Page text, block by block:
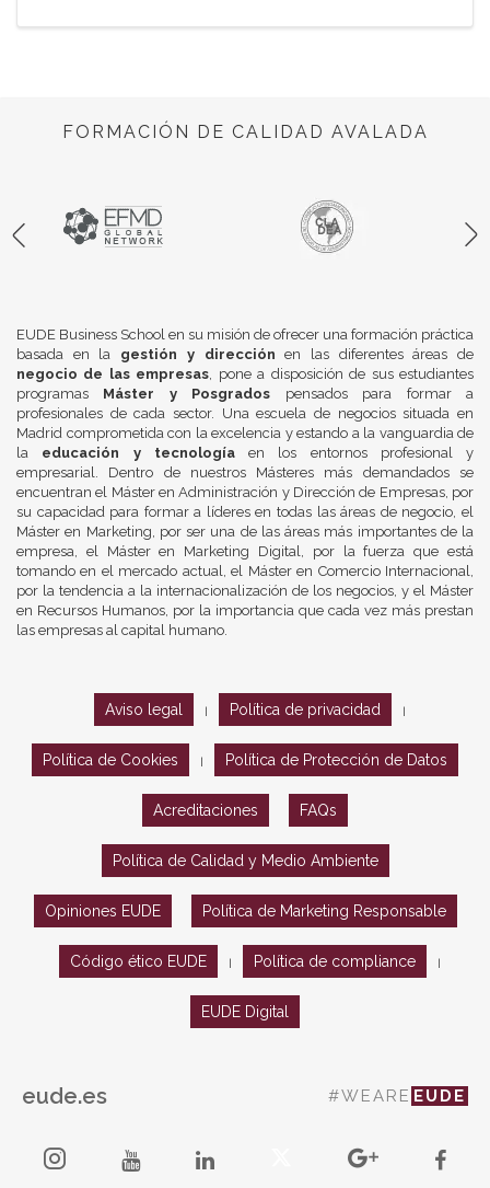
FORMACIÓN DE CALIDAD AVALADA
EUDE Business School en su misión de ofrecer una formación práctica
basada en la gestión y dirección en las diferentes áreas de
negocio de las empresas , pone a disposición de sus estudiantes
programas Máster y Posgrados pensados para formar a
profesionales de cada sector. Una escuela de negocios situada en
Madrid comprometida con la excelencia y estando a la vanguardia de
la educación y tecnologíaen los entornos profesional y
empresarial. Dentro de nuestros Másteres más demandados se
encuentran el Máster en Administración y Dirección de Empresas, por
su capacidad para formar a líderes en todas las áreas de negocio, el
Máster en Marketing, por ser una de las áreas más importantes de la
empresa, el Máster en Marketing Digital, por la fuerza que está
tomando en el mercado actual, el Máster en Comercio Internacional,
por la tendencia a la internacionalización de los negocios, y el Máster
en Recursos Humanos, por la importancia que cada vez más prestan
las empresas al capital humano.
Aviso legal Política de privacidad
Política de Cookies Política de Protección de Datos
Acreditaciones FAQs
Política de Calidad y Medio Ambiente
Opiniones EUDE Política de Marketing Responsable
Código ético EUDE Política de compliance
EUDE Digital
eude.es #WEARE EUDE